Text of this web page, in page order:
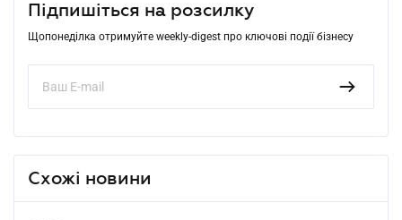
Підпишіться на розсилку
Щопонеділка отримуйте weekly-digest про ключові події бізнесу
Схожі новини